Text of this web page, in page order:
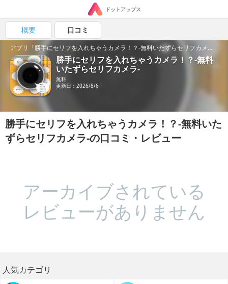
ドットアップス
概要 口コミ
アプリ「勝手にセリフを入れちゃうカメラ！？-無料いたずらセリフカメラ-」の魅力を紹介！
勝手にセリフを入れちゃうカメラ！？-無料
いたずらセリフカメラ-
無料
更新日：2026/8/6
勝手にセリフを入れちゃうカメラ！？-無料いた
ずらセリフカメラ-の口コミ・レビュー
アーカイブされている
レビューがありません
人気カテゴリ